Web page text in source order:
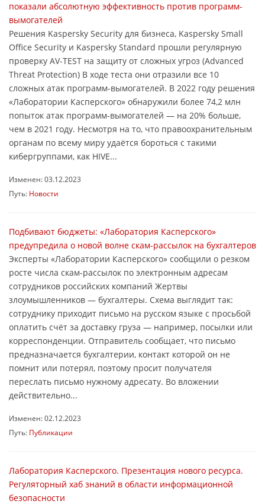
показали абсолютную эффективность против программ-
вымогателей
Решения Kaspersky Security для бизнеса, Kaspersky Small
Office Security и Kaspersky Standard прошли регулярную
проверку AV-TEST на защиту от сложных угроз (Advanced
Threat Protection) В ходе теста они отразили все 10
сложных атак программ-вымогателей. В 2022 году решения
«Лаборатории Касперского» обнаружили более 74,2 млн
попыток атак программ-вымогателей — на 20% больше,
чем в 2021 году. Несмотря на то, что правоохранительным
органам по всему миру удаётся бороться с такими
кибергруппами, как HIVE...
Изменен: 03.12.2023
Путь: Новости
Подбивают бюджеты: «Лаборатория Касперского»
предупредила о новой волне скам-рассылок на бухгалтеров
Эксперты «Лаборатории Касперского» сообщили о резком
росте числа скам-рассылок по электронным адресам
сотрудников российских компаний Жертвы
злоумышленников — бухгалтеры. Схема выглядит так:
сотруднику приходит письмо на русском языке с просьбой
оплатить счёт за доставку груза — например, посылки или
корреспонденции. Отправитель сообщает, что письмо
предназначается бухгалтерии, контакт которой он не
помнит или потерял, поэтому просит получателя
переслать письмо нужному адресату. Во вложении
действительно...
Изменен: 02.12.2023
Путь: Публикации
Лаборатория Касперского. Презентация нового ресурса.
Регуляторный хаб знаний в области информационной
безопасности